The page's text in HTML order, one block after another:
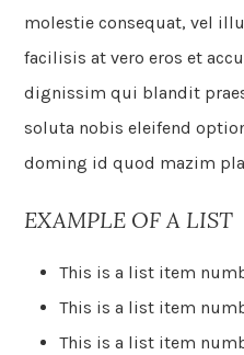
molestie consequat, vel
facilisis at vero eros et
dignissim qui blandit
soluta nobis eleifend
doming id quod mazim
EXAMPLE OF A LIST
This is a list item
This is a list item
This is a list item